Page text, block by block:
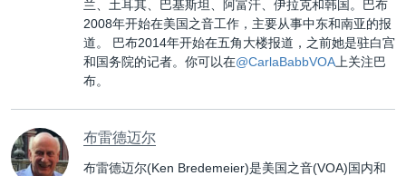
兰、土耳其、巴基斯坦、阿富汗、伊拉克和韩国。巴布
2008年开始在美国之音工作，主要从事中东和南亚的报
道。 巴布2014年开始在五角大楼报道，之前她是驻白宫
和国务院的记者。你可以在@CarlaBabbVOA 上关注巴
布。
布雷德迈尔
布雷德迈尔(Ken Bredemeier)是美国之音(VOA)国内和